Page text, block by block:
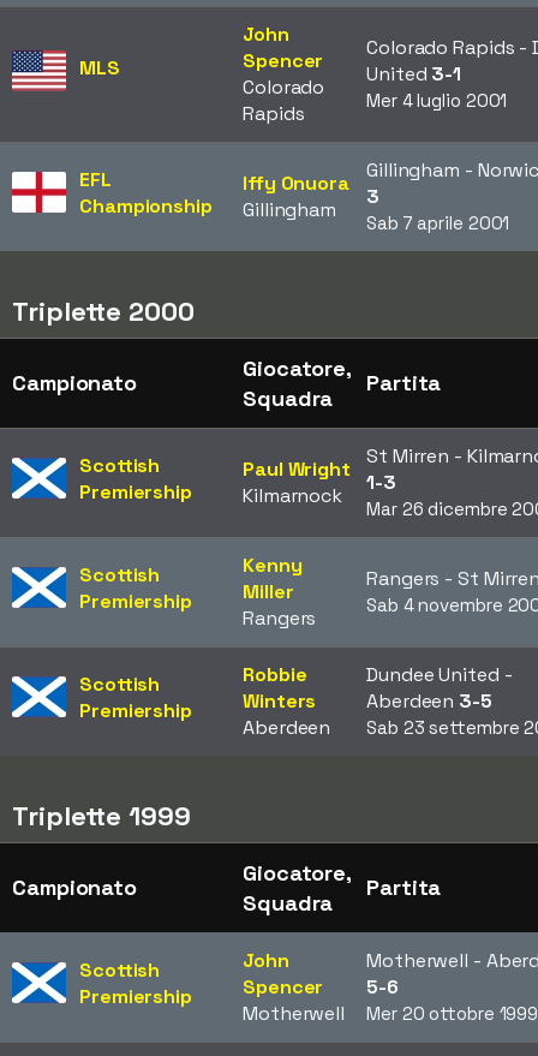
MLS
John
Spencer
Colorado
Rapids
Colorado Rapids -
United 3-1
Mer 4 luglio 2001
EFL
Championship
Iffy Onuora
Gillingham
Gillingham -
3
Sab 7 aprile 2001
Triplette 2000
Campionato
Giocatore,
Squadra
Partita
Scottish
Premiership
Paul Wright
Kilmarnock
St Mirren -
1-3
Mar 26 dicembre
Scottish
Premiership
Kenny
Miller
Rangers
Rangers - St
Sab 4 novembre
Scottish
Premiership
Robbie
Winters
Aberdeen
Dundee United -
Aberdeen 3-5
Sab 23 settembre
Triplette 1999
Campionato
Giocatore,
Squadra
Partita
Scottish
Premiership
John
Spencer
Motherwell
Motherwell -
5-6
Mer 20 ottobre 1999